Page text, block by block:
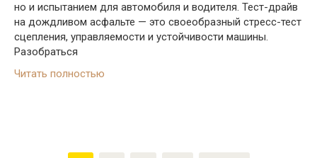
но и испытанием для автомобиля и водителя. Тест-драйв
на дождливом асфальте — это своеобразный стресс-тест
сцепления, управляемости и устойчивости машины.
Разобраться
Читать полностью